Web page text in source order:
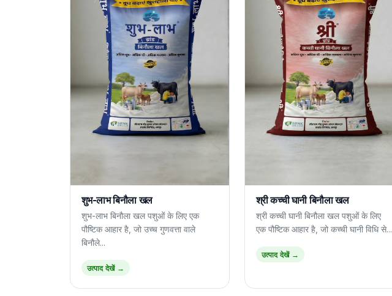
शुभ-लाभ बिनौला खल
शुभ-लाभ बिनौला खल पशुओं के लिए एक
पौष्टिक आहार है, जो उच्च गुणवत्ता वाले
बिनौले...
उत्पाद देखें →
श्री कच्ची घानी बिनौला खल
श्री कच्ची घानी बिनौला खल पशुओं के लिए
एक पौष्टिक आहार है, जो कच्ची घानी विधि से...
उत्पाद देखें →